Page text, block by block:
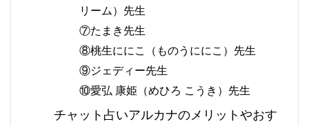
リーム）先生
⑦たまき先生
⑧桃生ににこ（ものうににこ）先生
⑨ジェディー先生
⑩愛弘 康姫（めひろ こうき）先生
チャット占いアルカナのメリットやおす